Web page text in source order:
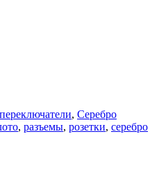
, Серебро
, разъемы, розетки, серебро